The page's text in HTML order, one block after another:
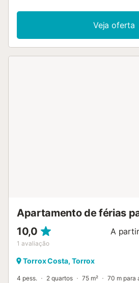
espaçosa sala de estar tem uma
caminho de areia de 2 km leva
diretamente para a casa de férias, a
Torrox com "o melhor clima da
Veja oferta
Apartamento de férias
10,0
1 avaliação
A
Torrox Costa, Torrox
4 pess. 2 quartos 75 m² 70 m para